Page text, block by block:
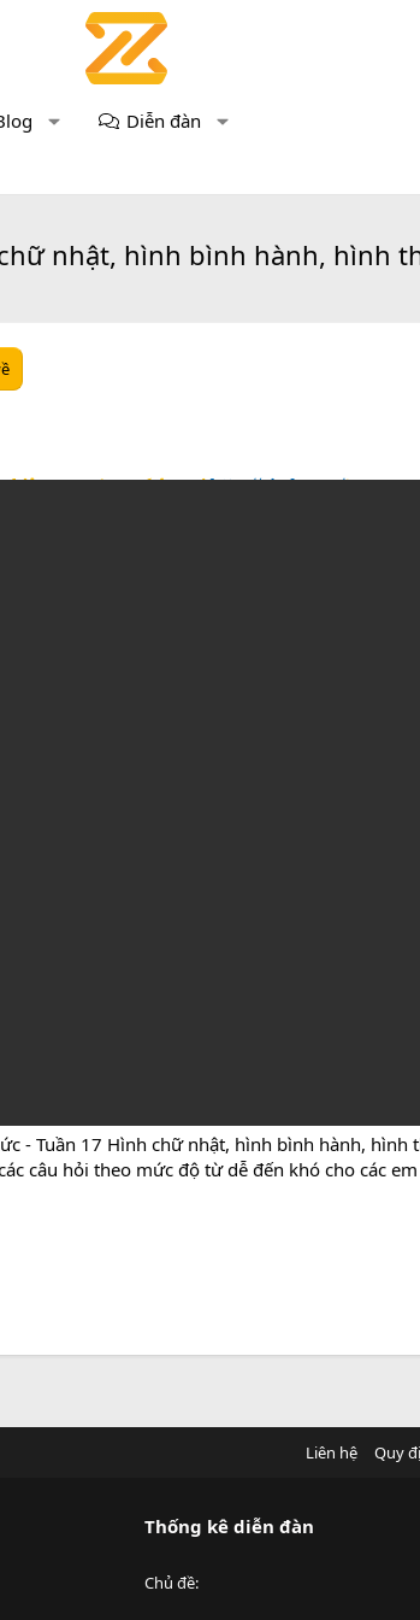
Diễn đàn
nhật, hình bình hành, hình
- Tuần 17 Hình chữ nhật, hình bình hành, hình
câu hỏi theo mức độ từ dễ đến khó cho các
Liên hệ Quy
Thống kê diễn đàn
Chủ đề